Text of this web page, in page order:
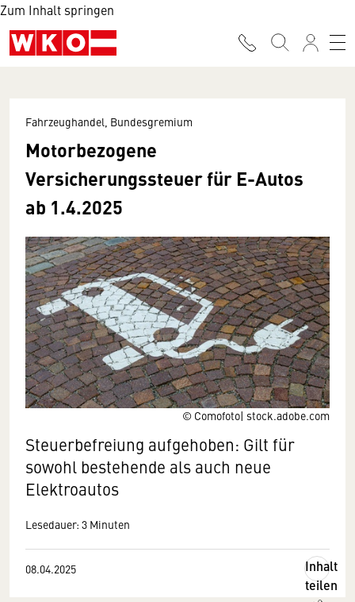
Zum Inhalt springen
© Comofoto| stock.adobe.com
Fahrzeughandel, Bundesgremium
Motorbezogene
Versicherungssteuer für E-Autos
ab 1.4.2025
Steuerbefreiung aufgehoben: Gilt für
sowohl bestehende als auch neue
Elektroautos
Lesedauer: 3 Minuten
08.04.2025
Inhalt
teilen